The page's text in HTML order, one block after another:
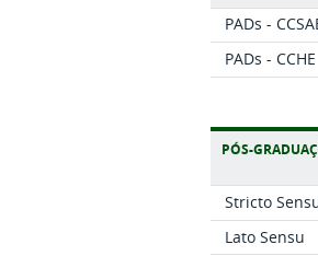
PADs -
PADs - CCHE
PÓS-
Stricto
Lato Sensu